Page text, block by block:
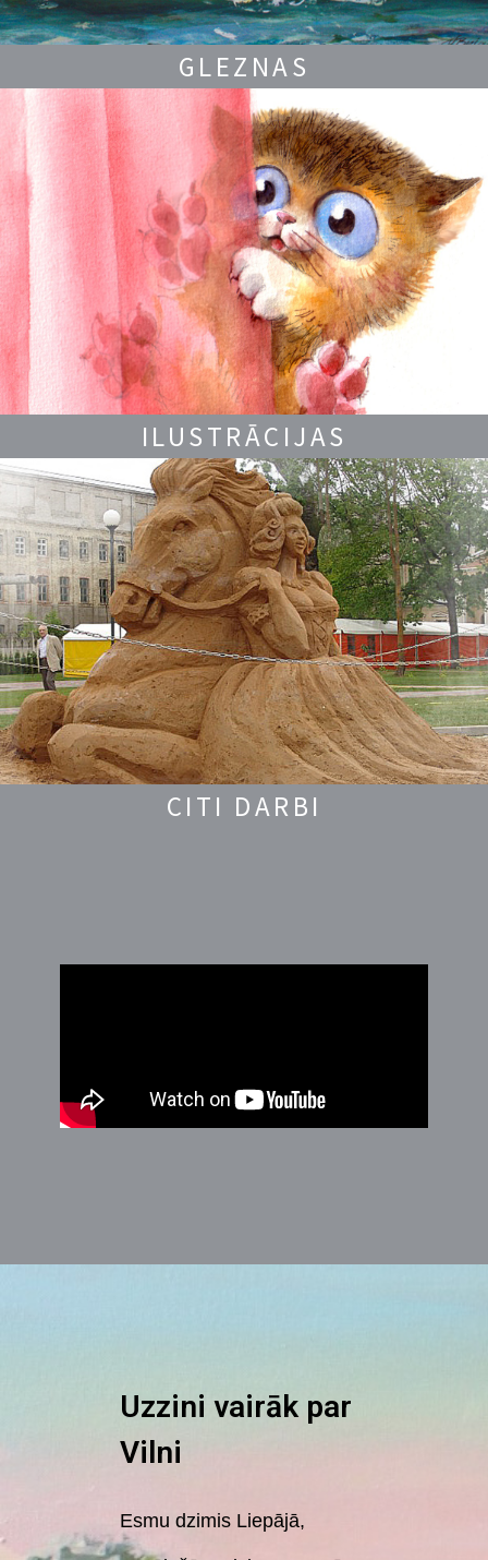
GLEZNAS
ILUSTRĀCIJAS
CITI DARBI
Uzzini vairāk par
Vilni
Esmu dzimis Liepājā,